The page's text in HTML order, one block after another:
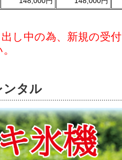
し中の為、新規の受
ンタル